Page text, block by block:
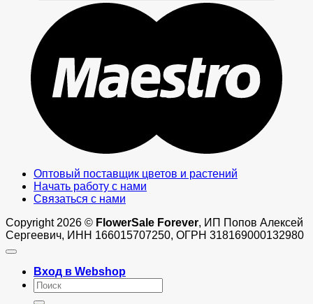
Оптовый поставщик цветов и растений
Начать работу с нами
Связаться с нами
Copyright 2026 © FlowerSale Forever, ИП Попов Алексей
Сергеевич, ИНН 166015707250, ОГРН 318169000132980
Вход в Webshop
Искать: